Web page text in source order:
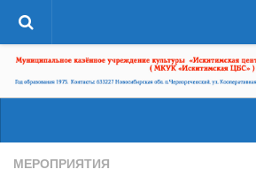
О системе
Читателям
МЕРОПРИЯТИЯ